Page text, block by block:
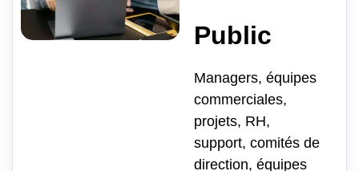
Public
Managers, équipes
commerciales,
projets, RH,
support, comités de
direction, équipes